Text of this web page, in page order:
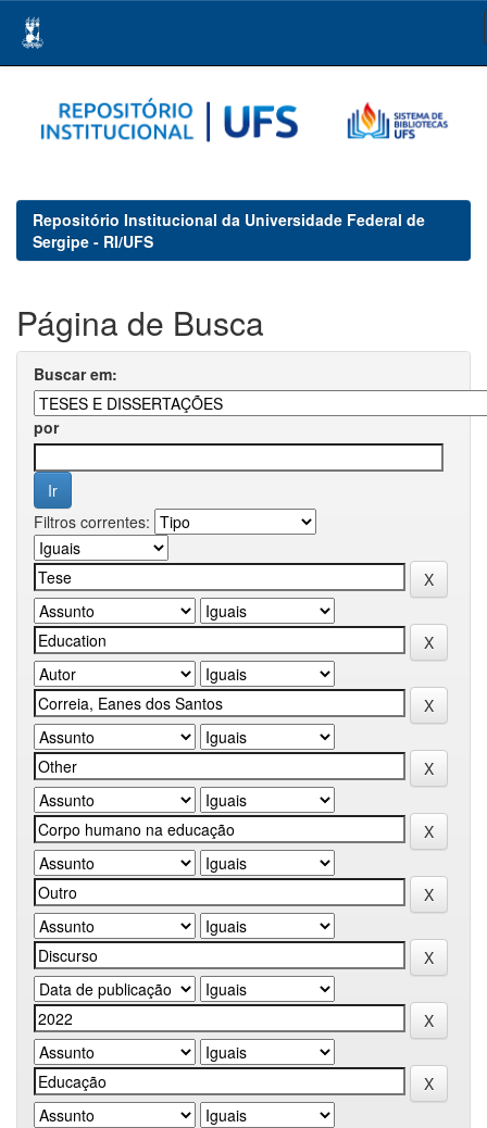
navigation
Repositório Institucional da Universidade Federal de
Sergipe - RI/UFS
Página de Busca
Buscar em:
por
Filtros correntes: